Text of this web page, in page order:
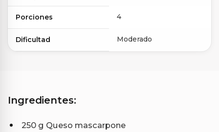
Porciones 4
Dificultad Moderado
Ingredientes:
250 g Queso mascarpone